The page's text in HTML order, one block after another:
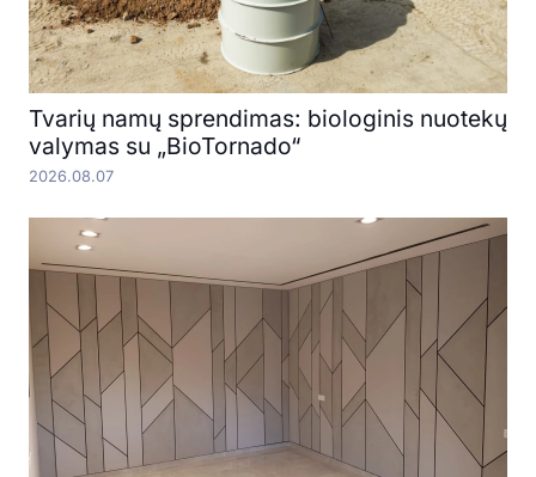
Tvarių namų sprendimas: biologinis nuotekų
valymas su „BioTornado“
2026.08.07